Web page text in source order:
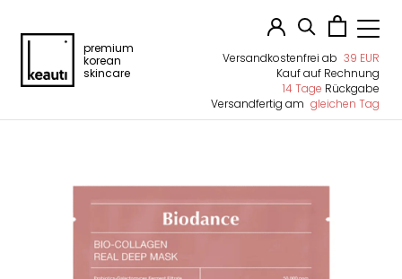
premium
korean
skincare
Versandkostenfrei ab 39 EUR
Kauf auf Rechnung
14 Tage Rückgabe
Versandfertig am gleichen Tag